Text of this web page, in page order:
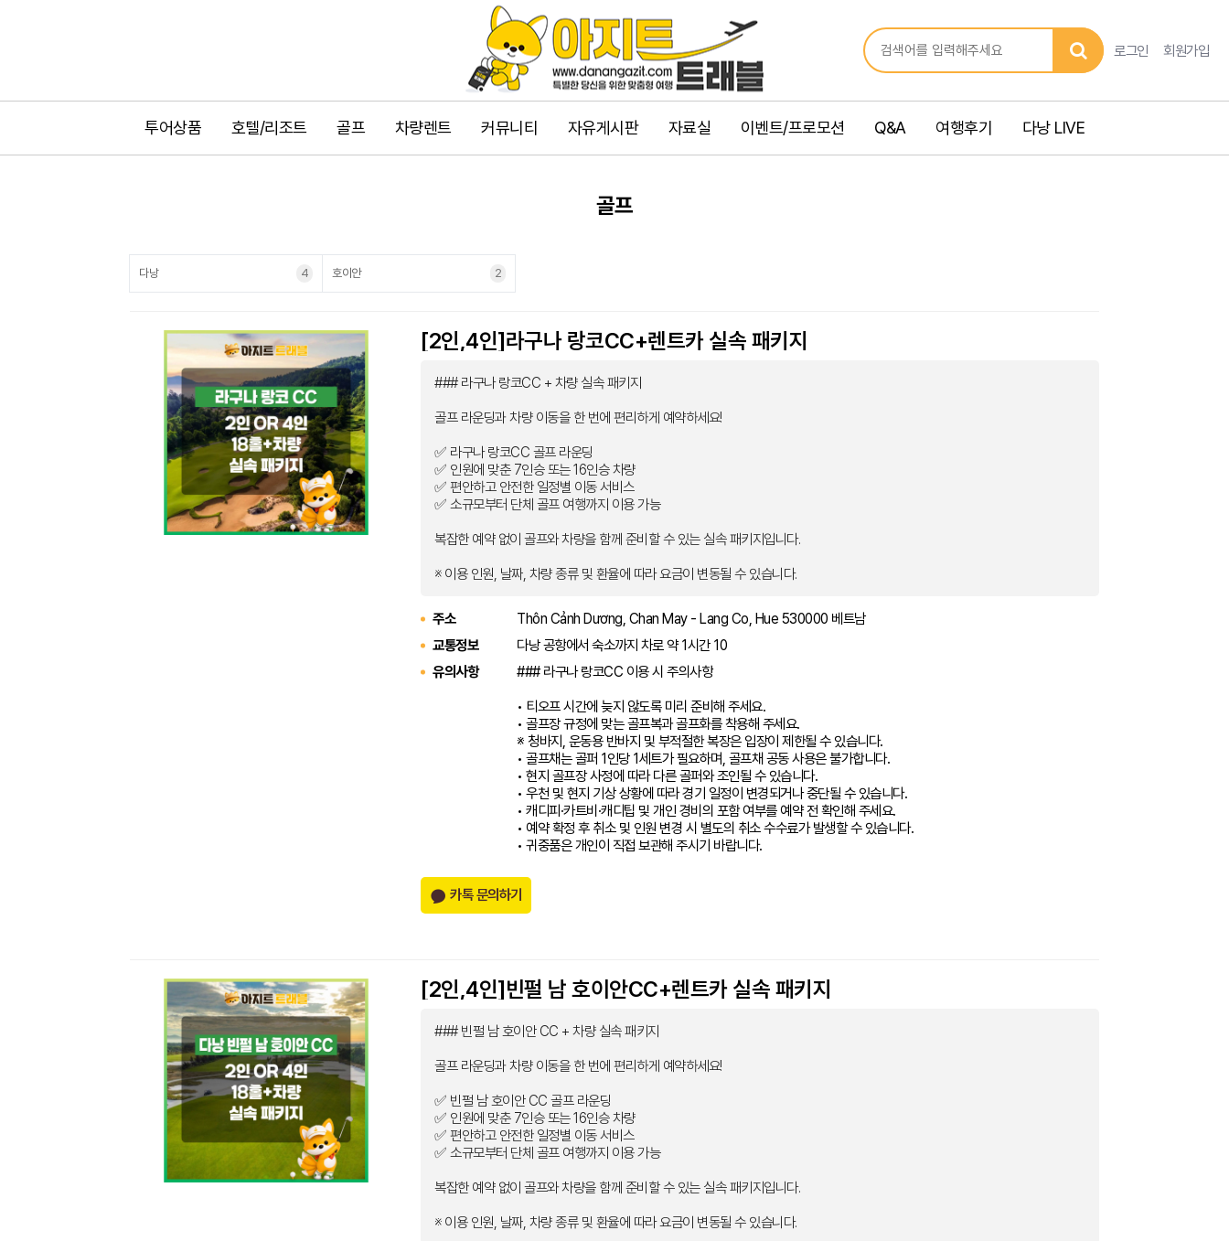
로그인 회원가입
투어상품 호텔/리조트 골프 차량렌트 커뮤니티 자유게시판 자료실 이벤트/프로모션 Q&A 여행후기 다낭 LIVE
골프
다낭 4 호이안 2
[2인,4인]라구나 랑코CC+렌트카 실속 패키지
### 라구나 랑코CC + 차량 실속 패키지
골프 라운딩과 차량 이동을 한 번에 편리하게 예약하세요!
✅ 라구나 랑코CC 골프 라운딩
✅ 인원에 맞춘 7인승 또는 16인승 차량
✅ 편안하고 안전한 일정별 이동 서비스
✅ 소규모부터 단체 골프 여행까지 이용 가능
복잡한 예약 없이 골프와 차량을 함께 준비할 수 있는 실속 패키지입니다.
※ 이용 인원, 날짜, 차량 종류 및 환율에 따라 요금이 변동될 수 있습니다.
주소
Thôn Cảnh Dương, Chan May - Lang Co, Hue 530000 베트남
교통정보
다낭 공항에서 숙소까지 차로 약 1시간 10
유의사항
### 라구나 랑코CC 이용 시 주의사항
• 티오프 시간에 늦지 않도록 미리 준비해 주세요.
• 골프장 규정에 맞는 골프복과 골프화를 착용해 주세요.
※ 청바지, 운동용 반바지 및 부적절한 복장은 입장이 제한될 수 있습니다.
• 골프채는 골퍼 1인당 1세트가 필요하며, 골프채 공동 사용은 불가합니다.
• 현지 골프장 사정에 따라 다른 골퍼와 조인될 수 있습니다.
• 우천 및 현지 기상 상황에 따라 경기 일정이 변경되거나 중단될 수 있습니다.
• 캐디피·카트비·캐디팁 및 개인 경비의 포함 여부를 예약 전 확인해 주세요.
• 예약 확정 후 취소 및 인원 변경 시 별도의 취소 수수료가 발생할 수 있습니다.
• 귀중품은 개인이 직접 보관해 주시기 바랍니다.
카톡 문의하기
[2인,4인]빈펄 남 호이안CC+렌트카 실속 패키지
### 빈펄 남 호이안 CC + 차량 실속 패키지
골프 라운딩과 차량 이동을 한 번에 편리하게 예약하세요!
✅ 빈펄 남 호이안 CC 골프 라운딩
✅ 인원에 맞춘 7인승 또는 16인승 차량
✅ 편안하고 안전한 일정별 이동 서비스
✅ 소규모부터 단체 골프 여행까지 이용 가능
복잡한 예약 없이 골프와 차량을 함께 준비할 수 있는 실속 패키지입니다.
※ 이용 인원, 날짜, 차량 종류 및 환율에 따라 요금이 변동될 수 있습니다.